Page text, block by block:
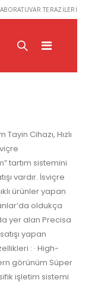
TERAZİLERİ
Cihazı, Hızlı
tartım sistemini
vardır. İsviçre
ürünler yapan
oldukça
yer alan Precisa
yapan
: · High-
görünüm Süper
işletim sistemi
05 Mayıs 2015
Laboratuvar
terazi fiyatları